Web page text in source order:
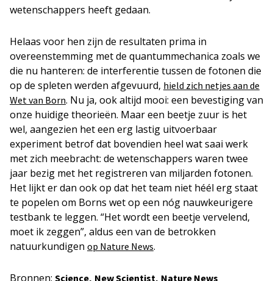
wetenschappers heeft gedaan.
Helaas voor hen zijn de resultaten prima in
overeenstemming met de quantummechanica zoals we
die nu hanteren: de interferentie tussen de fotonen die
op de spleten werden afgevuurd, hield zich netjes aan de
Wet van Born. Nu ja, ook altijd mooi: een bevestiging van
onze huidige theorieën. Maar een beetje zuur is het
wel, aangezien het een erg lastig uitvoerbaar
experiment betrof dat bovendien heel wat saai werk
met zich meebracht: de wetenschappers waren twee
jaar bezig met het registreren van miljarden fotonen.
Het lijkt er dan ook op dat het team niet héél erg staat
te popelen om Borns wet op een nóg nauwkeurigere
testbank te leggen. “Het wordt een beetje vervelend,
moet ik zeggen”, aldus een van de betrokken
natuurkundigen op Nature News.
Bronnen: Science, New Scientist, Nature News